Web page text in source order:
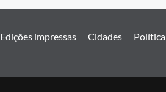
Edições impressas Cidades Política